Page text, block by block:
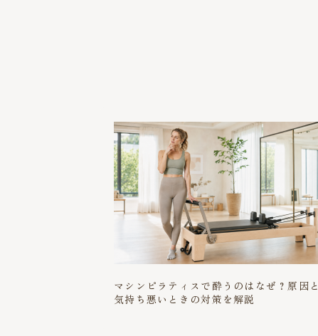
マシンピラティスで酔うのはなぜ？原因と
気持ち悪いときの対策を解説